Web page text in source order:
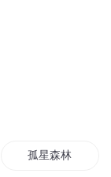
孤星森林